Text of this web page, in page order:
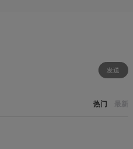
发送
热门 最新